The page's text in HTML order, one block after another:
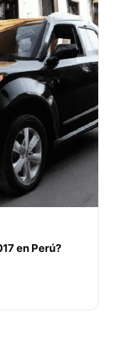
en Perú?